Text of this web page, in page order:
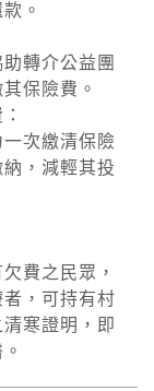
。
轉介公益團
保險費。
次繳清保險
，減輕其投
費之民眾，
，可持有村
寒證明，即